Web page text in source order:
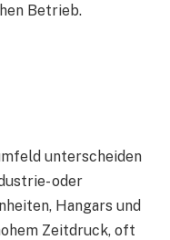
Betrieb.
unterscheiden
oder
Hangars und
Zeitdruck, oft